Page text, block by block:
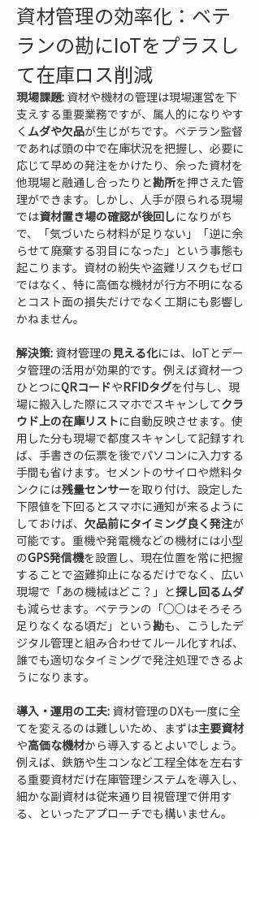
資材管理の効率化：ベテ
ランの勘にIoTをプラスし
て在庫ロス削減
現場課題: 資材や機材の管理は現場運営を下
支えする重要業務ですが、属人的になりやす
く ムダや欠品が生じがちです。ベテラン監督
であれば頭の中で在庫状況を把握し、必要に
応じて早めの発注をかけたり、余った資材を
他現場と融通し合ったりと勘所を押さえた管
理ができます。しかし、人手が限られる現場
では資材置き場の確認が後回しになりがち
で、「気づいたら材料が足りない」「逆に余
らせて廃棄する羽目になった」という事態も
起こります。資材の紛失や盗難リスクもゼロ
ではなく、特に高価な機材が行方不明になる
とコスト面の損失だけでなく工期にも影響し
かねません。
解決策: 資材管理の見える化には、IoTとデー
タ管理の活用が効果的です。例えば資材一つ
ひとつにQRコードやRFIDタグを付与し、現
場に搬入した際にスマホでスキャンしてクラ
ウド上の在庫リストに自動反映させます。使
用した分も現場で都度スキャンして記録すれ
ば、手書きの伝票を後でパソコンに入力する
手間も省けます。セメントのサイロや燃料タ
ンクには残量センサーを取り付け、設定した
下限値を下回るとスマホに通知が来るように
しておけば、 欠品前にタイミング良く発注が
可能です。重機や発電機などの機材には小型
のGPS発信機を設置し、現在位置を常に把握
することで盗難抑止になるだけでなく、広い
現場で「あの機械はどこ？」と探し回るムダ
も減らせます。ベテランの「○○はそろそろ
足りなくなる頃だ」という勘も、こうしたデ
ジタル管理と組み合わせてルール化すれば、
誰でも適切なタイミングで発注処理できるよ
うになります。
導入・運用の工夫: 資材管理のDXも一度に全
てを変えるのは難しいため、まずは主要資材
や高価な機材から導入するとよいでしょう。
例えば、鉄筋や生コンなど工程全体を左右す
る重要資材だけ在庫管理システムを導入し、
細かな副資材は従来通り目視管理で併用す
る、といったアプローチでも構いません。